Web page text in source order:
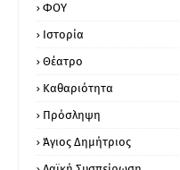
ΦΟΥ
Ιστορία
Θέατρο
Καθαριότητα
Πρόσληψη
Άγιος Δημήτριος